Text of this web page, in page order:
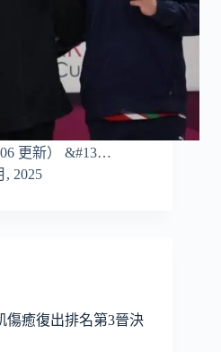
更新） &#13…
, 2025
傷癒復出排名第3晉決